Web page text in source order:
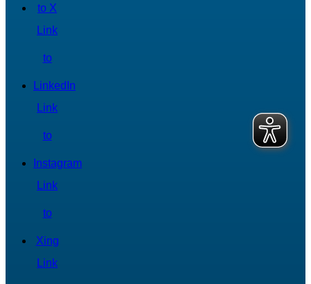
to X
Link
to
LinkedIn
Link
to
Instagram
Link
to
Xing
Link